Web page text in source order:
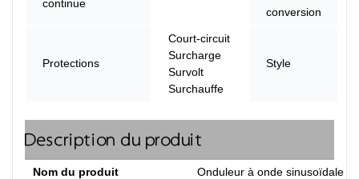
continue
conversion
Protections
Court-circuit
Surcharge
Survolt
Surchauffe
Style
Description du produit
Nom du produit Onduleur à onde sinusoïdale